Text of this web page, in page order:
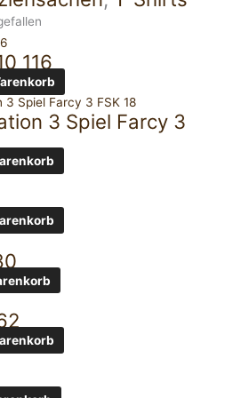
116
3 Spiel Farcy 3